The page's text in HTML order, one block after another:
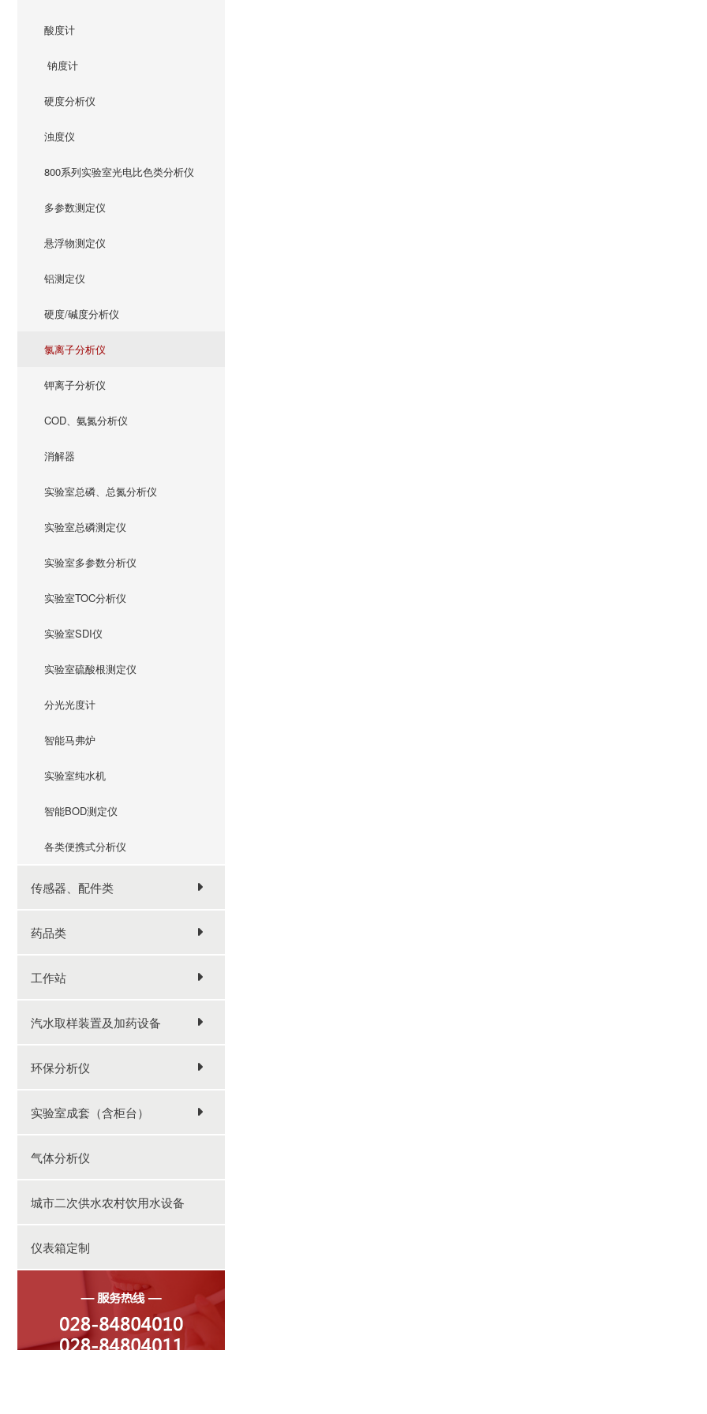
酸度计
钠度计
硬度分析仪
浊度仪
800系列实验室光电比色类分析仪
多参数测定仪
悬浮物测定仪
铝测定仪
硬度/碱度分析仪
氯离子分析仪
钾离子分析仪
COD、氨氮分析仪
消解器
实验室总磷、总氮分析仪
实验室总磷测定仪
实验室多参数分析仪
实验室TOC分析仪
实验室SDI仪
实验室硫酸根测定仪
分光光度计
智能马弗炉
实验室纯水机
智能BOD测定仪
各类便携式分析仪
传感器、配件类
药品类
工作站
汽水取样装置及加药设备
环保分析仪
实验室成套（含柜台）
气体分析仪
城市二次供水农村饮用水设备
仪表箱定制